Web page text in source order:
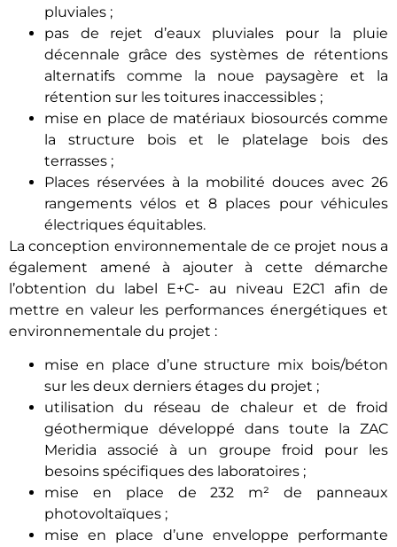
pluviales ;
pas de rejet d’eaux pluviales pour la pluie
décennale grâce des systèmes de rétentions
alternatifs comme la noue paysagère et la
rétention sur les toitures inaccessibles ;
mise en place de matériaux biosourcés comme
la structure bois et le platelage bois des
terrasses ;
Places réservées à la mobilité douces avec 26
rangements vélos et 8 places pour véhicules
électriques équitables.
La conception environnementale de ce projet nous a
également amené à ajouter à cette démarche
l’obtention du label E+C- au niveau E2C1 afin de
mettre en valeur les performances énergétiques et
environnementale du projet :
mise en place d’une structure mix bois/béton
sur les deux derniers étages du projet ;
utilisation du réseau de chaleur et de froid
géothermique développé dans toute la ZAC
Meridia associé à un groupe froid pour les
besoins spécifiques des laboratoires ;
mise en place de 232 m² de panneaux
photovoltaïques ;
mise en place d’une enveloppe performante